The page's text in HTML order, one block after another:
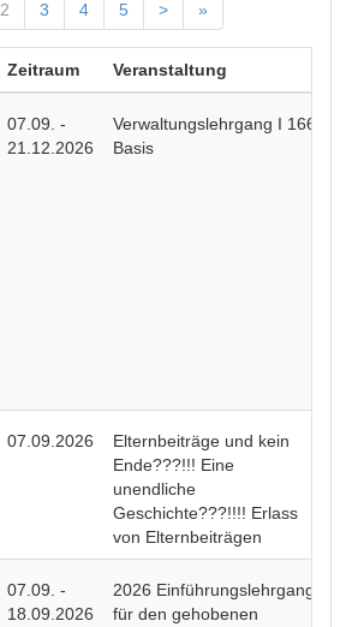
2 3 4 5 > »
Zeitraum Veranstaltung
07.09. -
21.12.2026
Verwaltungslehrgang I 166
Basis
07.09.2026
Elternbeiträge und kein
Ende???!!! Eine
unendliche
Geschichte???!!!! Erlass
von Elternbeiträgen
07.09. -
18.09.2026
2026 Einführungslehrgang
für den gehobenen